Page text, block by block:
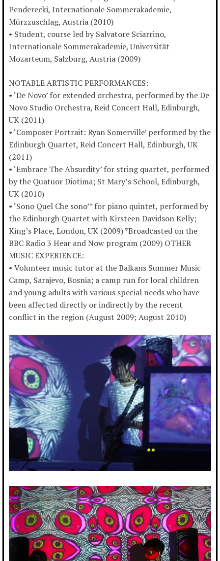
Penderecki, Internationale Sommerakademie,
Mürzzuschlag, Austria (2010)
• Student, course led by Salvatore Sciarrino,
Internationale Sommerakademie, Universität
Mozarteum, Salzburg, Austria (2009)
NOTABLE ARTISTIC PERFORMANCES:
• ‘De Novo’ for extended orchestra, performed by the De
Novo Studio Orchestra, Reid Concert Hall, Edinburgh,
UK (2011)
• ‘Composer Portrait: Ryan Somerville’ performed by the
Edinburgh Quartet, Reid Concert Hall, Edinburgh, UK
(2011)
• ‘Embrace The Absurdity’ for string quartet, performed
by the Quatuor Diotima; St Mary’s School, Edinburgh,
UK (2010)
• ‘Sono Quel Che sono’* for piano quintet, performed by
the Edinburgh Quartet with Kirsteen Davidson Kelly;
King’s Place, London, UK (2009) *Broadcasted on the
BBC Radio 3 Hear and Now program (2009) OTHER
MUSIC EXPERIENCE:
• Volunteer music tutor at the Balkans Summer Music
Camp, Sarajevo, Bosnia; a camp run for local children
and young adults with various special needs who have
been affected directly or indirectly by the recent
conflict in the region (August 2009; August 2010)